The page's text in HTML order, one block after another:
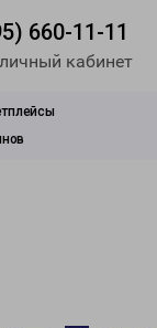
660-11-11
кабинет